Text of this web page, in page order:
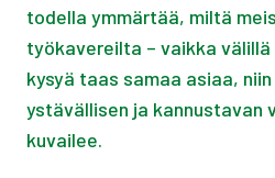
todella ymmärtää, miltä
työkavereilta – vaikka
kysyä taas samaa asiaa,
ystävällisen ja kannustavan
kuvailee.